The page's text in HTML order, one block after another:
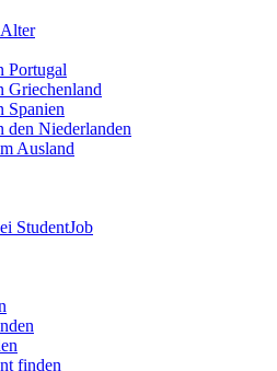
Portugal
Griechenland
Spanien
den Niederlanden
Ausland
StudentJob
finden